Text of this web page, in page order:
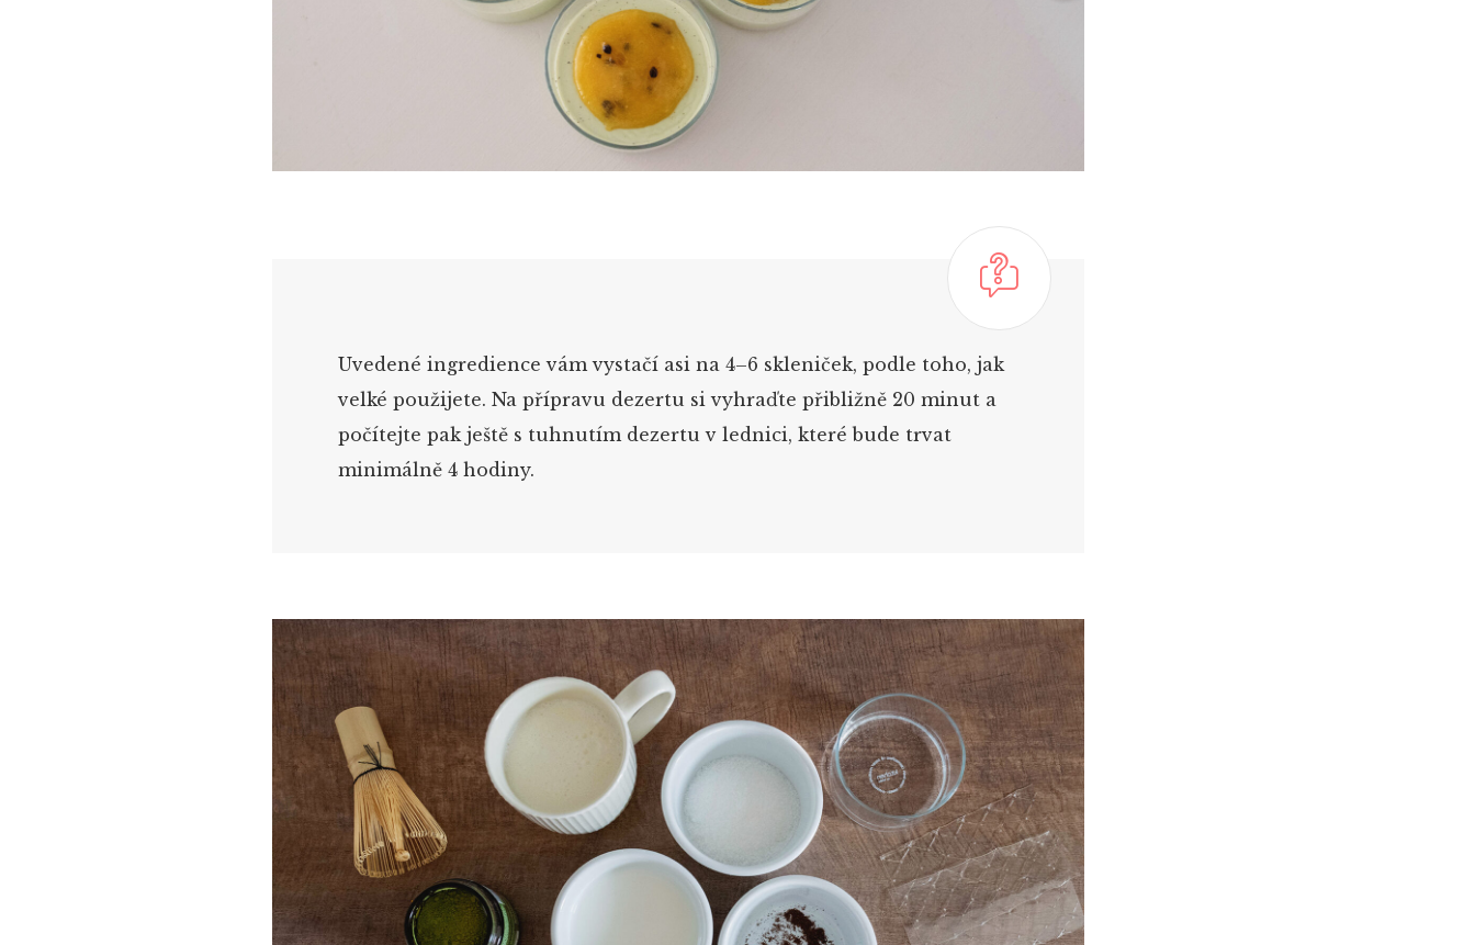
Uvedené ingredience vám vystačí asi na 4–6 skleniček, podle toho, jak
velké použijete. Na přípravu dezertu si vyhraďte přibližně 20 minut a
počítejte pak ještě s tuhnutím dezertu v lednici, které bude trvat
minimálně 4 hodiny.